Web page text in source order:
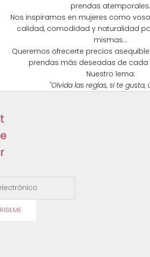
prendas atemporales.
Nos inspiramos en mujeres como
calidad, comodidad y naturalidad
mismas...
Queremos ofrecerte precios
prendas más deseadas de
Nuestro lema:
"Olvida las reglas, si te gusta,
t
e
r